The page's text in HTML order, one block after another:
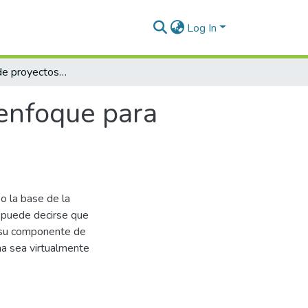
Log In
La evaluación de proyectos bajo riesgo: un enfoque para países en vías de desarrollo
para
la base de la
decirse que
componente de
sea virtualmente